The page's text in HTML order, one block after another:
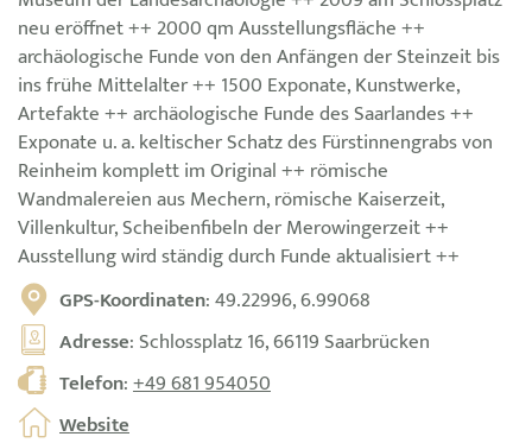
neu eröffnet ++ 2000 qm Ausstellungsfläche ++
archäologische Funde von den Anfängen der Steinzeit bis
ins frühe Mittelalter ++ 1500 Exponate, Kunstwerke,
Artefakte ++ archäologische Funde des Saarlandes ++
Exponate u. a. keltischer Schatz des Fürstinnengrabs von
Reinheim komplett im Original ++ römische
Wandmalereien aus Mechern, römische Kaiserzeit,
Villenkultur, Scheibenfibeln der Merowingerzeit ++
Ausstellung wird ständig durch Funde aktualisiert ++
GPS-Koordinaten: 49.22996, 6.99068
Adresse: Schlossplatz 16, 66119 Saarbrücken
Telefon:+49 681 954050
Website